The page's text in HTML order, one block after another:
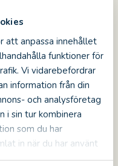
att anpassa innehållet
funktioner för
Vi vidarebefordrar
information från din
och analysföretag
i sin tur kombinera
som du har
in när du har använt